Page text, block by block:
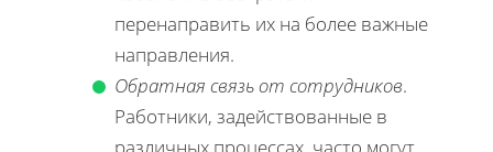
перенаправить их на более важные
направления.
Обратная связь от сотрудников.
Работники, задействованные в
различных процессах, часто могут